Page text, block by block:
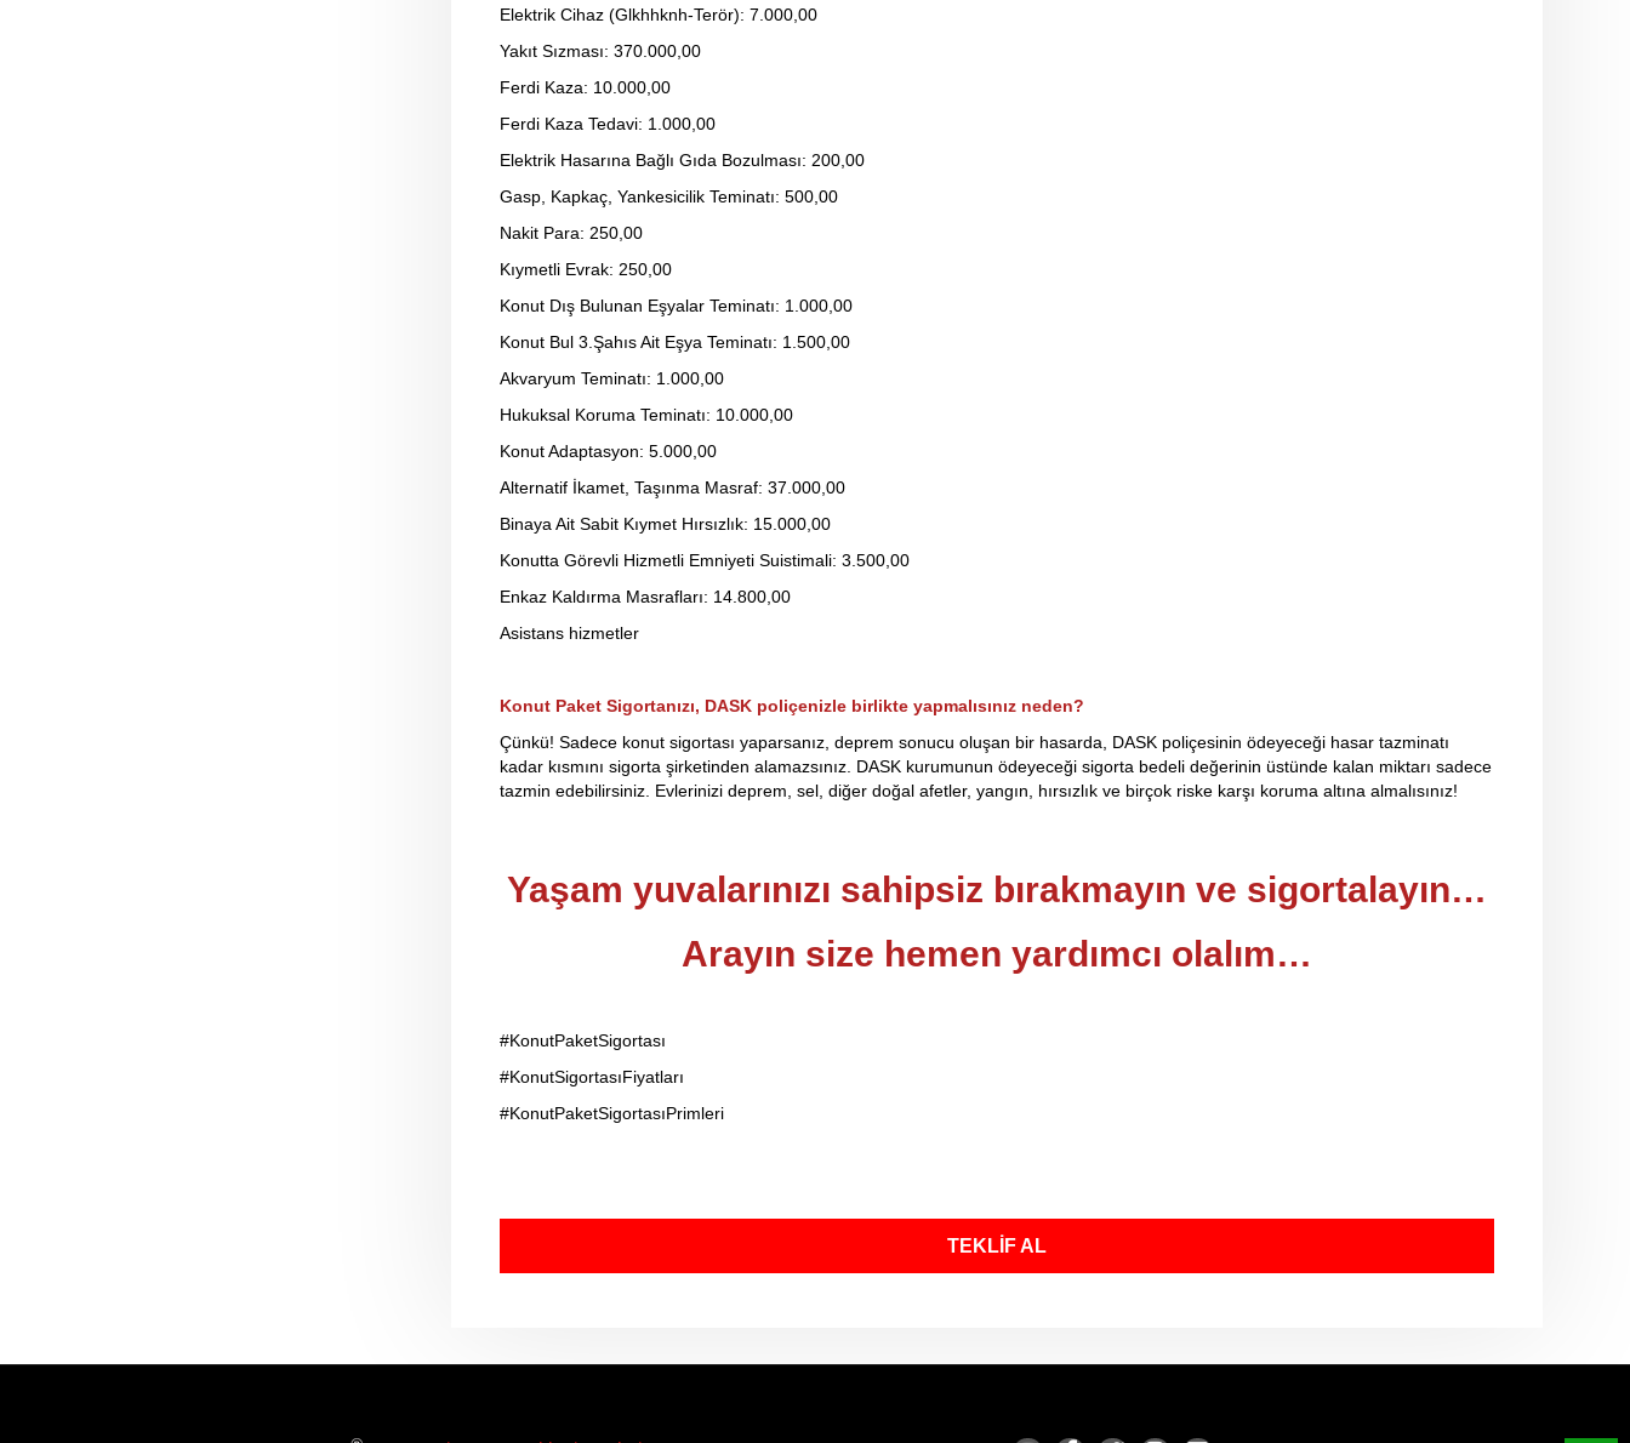
Elektrik Cihaz (Glkhhknh-Terör): 7.000,00
Yakıt Sızması: 370.000,00
Ferdi Kaza: 10.000,00
Ferdi Kaza Tedavi: 1.000,00
Elektrik Hasarına Bağlı Gıda Bozulması: 200,00
Gasp, Kapkaç, Yankesicilik Teminatı: 500,00
Nakit Para: 250,00
Kıymetli Evrak: 250,00
Konut Dış Bulunan Eşyalar Teminatı: 1.000,00
Konut Bul 3.Şahıs Ait Eşya Teminatı: 1.500,00
Akvaryum Teminatı: 1.000,00
Hukuksal Koruma Teminatı: 10.000,00
Konut Adaptasyon: 5.000,00
Alternatif İkamet, Taşınma Masraf: 37.000,00
Binaya Ait Sabit Kıymet Hırsızlık: 15.000,00
Konutta Görevli Hizmetli Emniyeti Suistimali: 3.500,00
Enkaz Kaldırma Masrafları: 14.800,00
Asistans hizmetler
Konut Paket Sigortanızı, DASK poliçenizle birlikte yapmalısınız neden?
Çünkü! Sadece konut sigortası yaparsanız, deprem sonucu oluşan bir hasarda, DASK poliçesinin ödeyeceği hasar tazminatı
kadar kısmını sigorta şirketinden alamazsınız. DASK kurumunun ödeyeceği sigorta bedeli değerinin üstünde kalan miktarı sadece
tazmin edebilirsiniz. Evlerinizi deprem, sel, diğer doğal afetler, yangın, hırsızlık ve birçok riske karşı koruma altına almalısınız!
Yaşam yuvalarınızı sahipsiz bırakmayın ve sigortalayın…
Arayın size hemen yardımcı olalım…
#KonutPaketSigortası
#KonutSigortasıFiyatları
#KonutPaketSigortasıPrimleri
TEKLİF AL